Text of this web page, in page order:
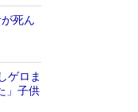
死ん
ゲロま
」子供